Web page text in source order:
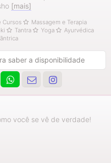
[mais]
Cursos
Massagem e Terapia
Tantra Yoga
Ayurvédica
saber a disponibilidade
você se vê de verdade!